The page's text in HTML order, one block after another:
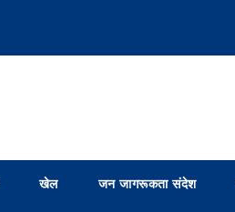
खेल जन जागरूकता संदेश